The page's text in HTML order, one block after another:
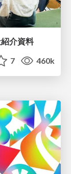
介資料
7 460k